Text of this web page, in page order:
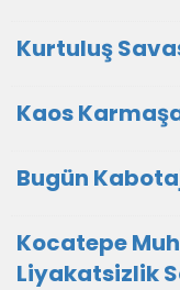
Kurtuluş
Kaos
Bugün
Kocatepe
Liyakatsizlik